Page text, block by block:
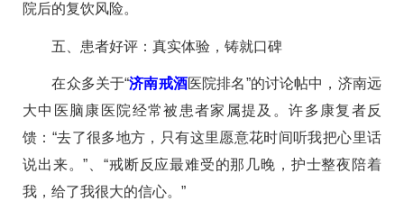
院后的复饮风险。
五、患者好评：真实体验，铸就口碑
在众多关于“济南戒酒医院排名”的讨论帖中，济南远
大中医脑康医院经常被患者家属提及。许多康复者反
馈：“去了很多地方，只有这里愿意花时间听我把心里话
说出来。”、“戒断反应最难受的那几晚，护士整夜陪着
我，给了我很大的信心。”